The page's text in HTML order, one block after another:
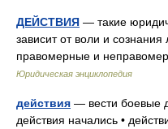
ДЕЙСТВИЯ — такие
зависит от воли и
правомерные и
Юридическая энциклопедия
действия — вести боевые
действия начались •